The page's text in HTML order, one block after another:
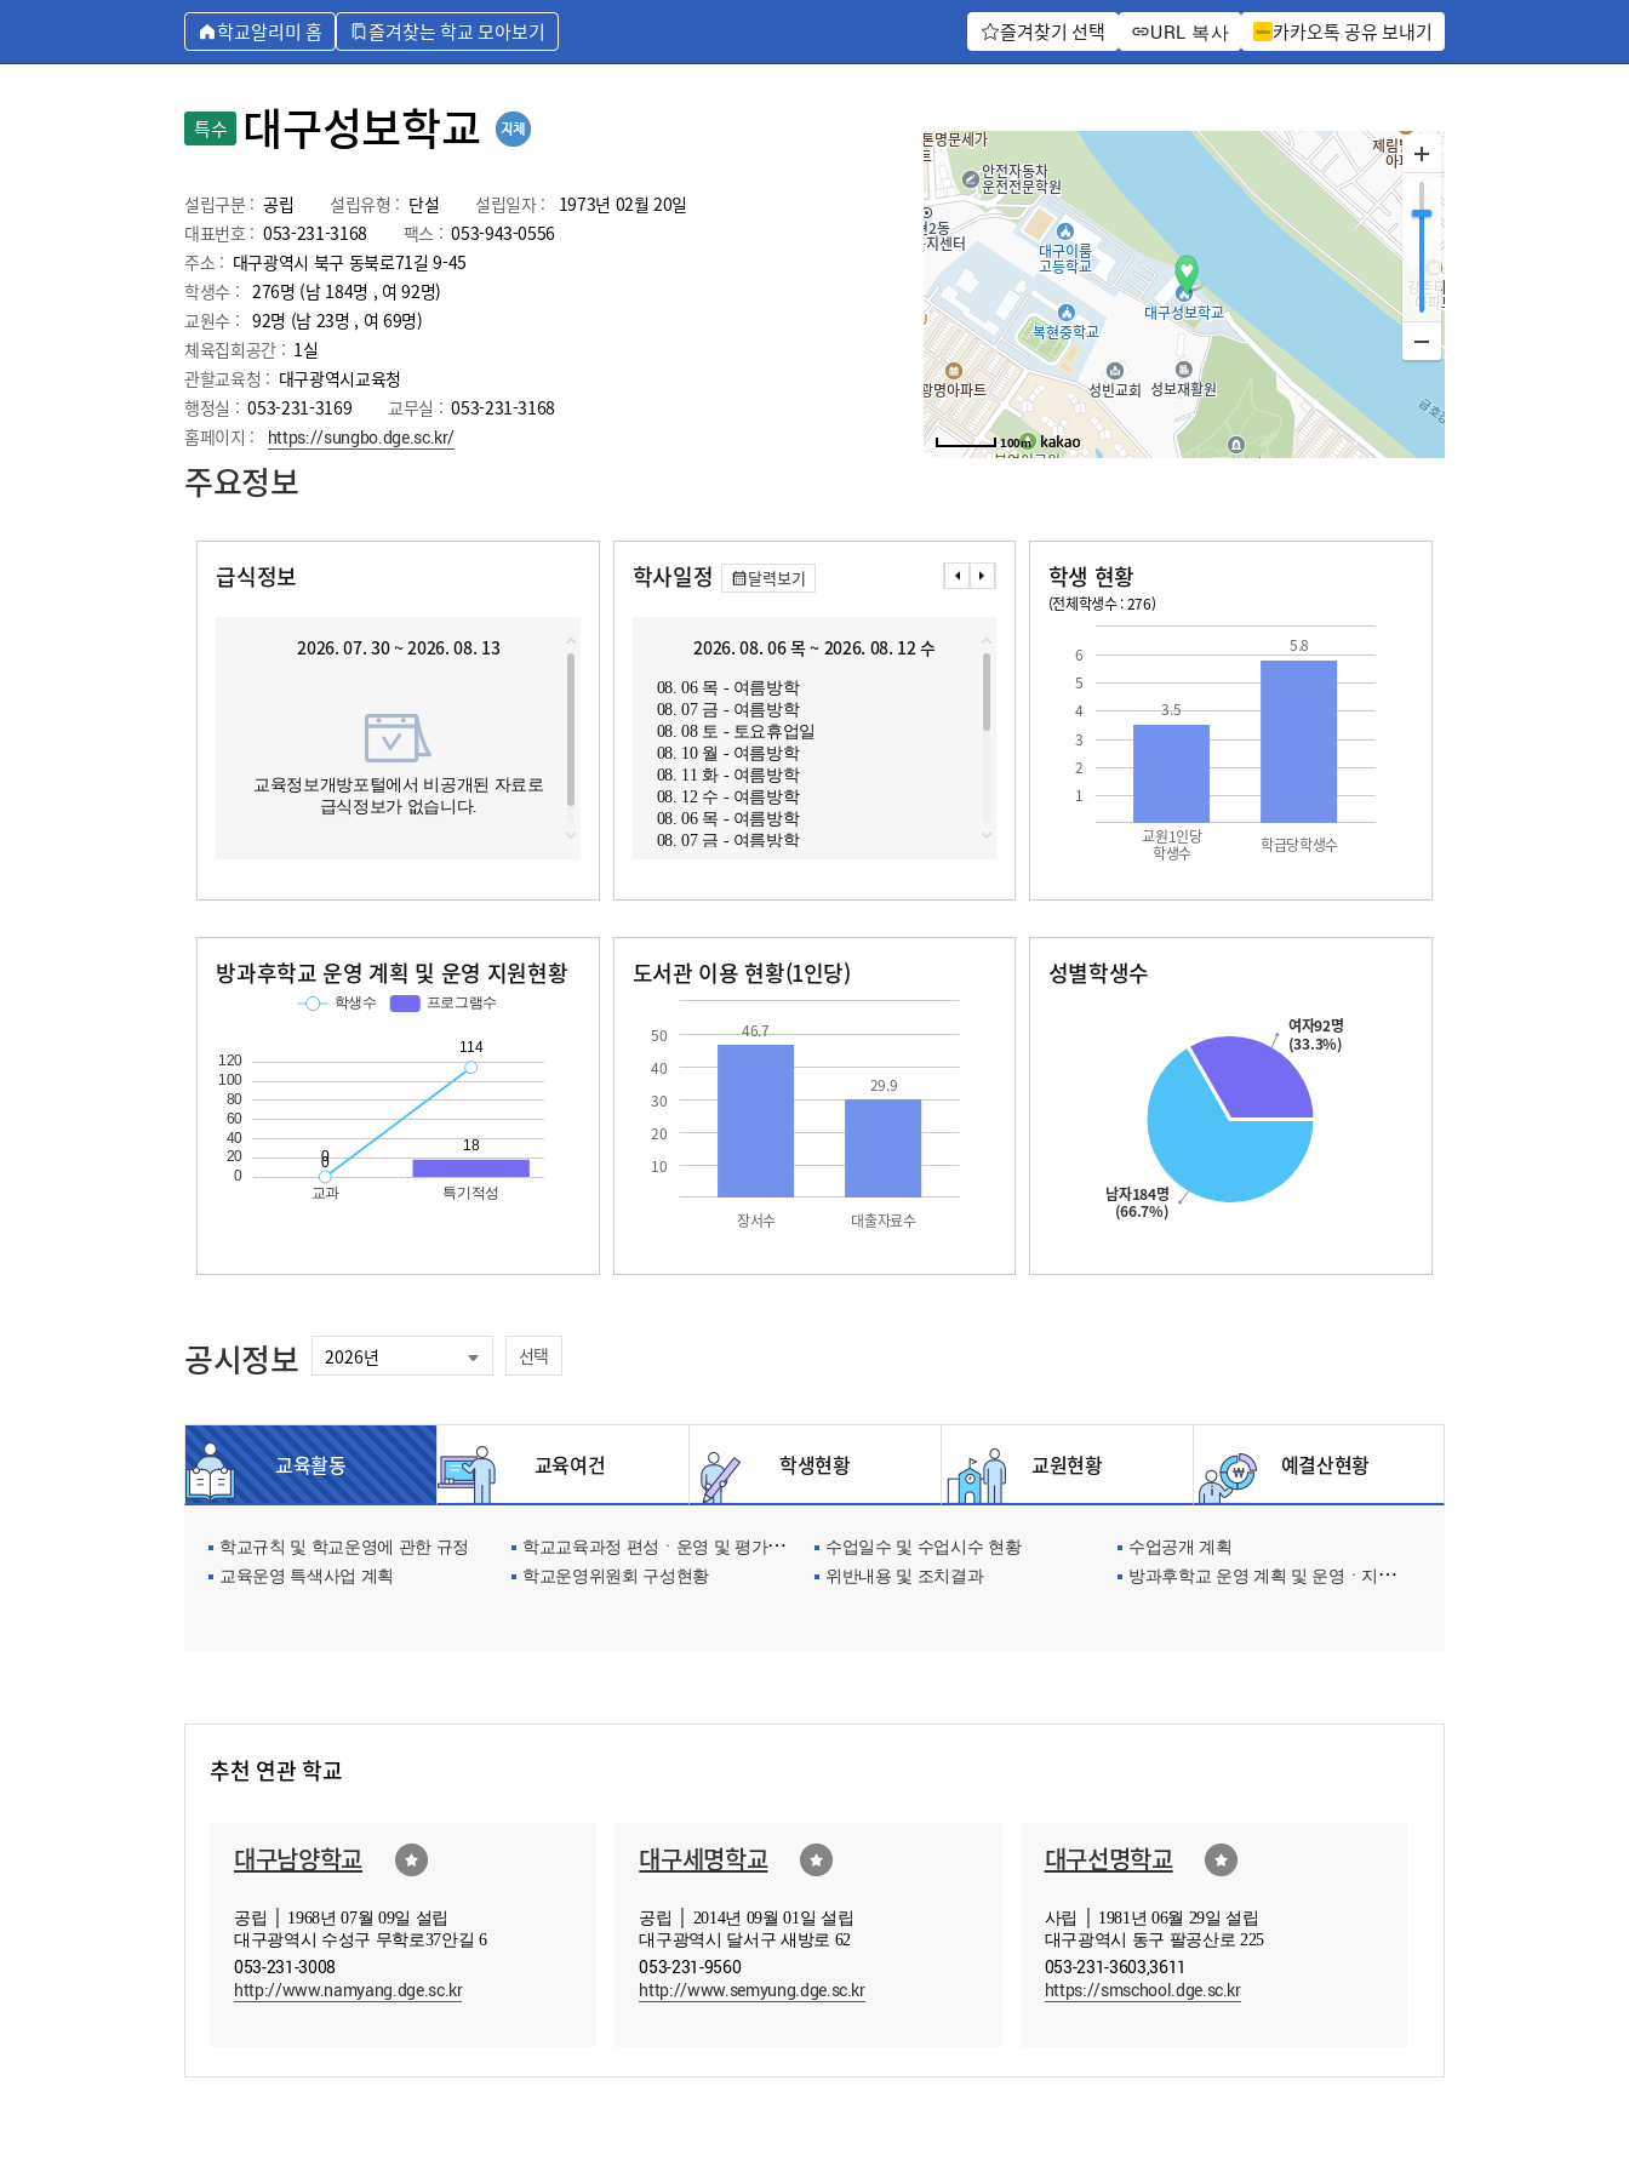
학교알리미 홈 즐겨찾는 학교 모아보기 즐겨찾기 선택 URL 복사 카카오톡 공유 보내기
특수 대구성보학교
설립구분 : 공립 설립유형 : 단설 설립일자 :
1973년 02월 20일
대표번호 : 053-231-3168 팩스 : 053-943-0556
주소 : 대구광역시 북구 동북로71길 9-45
학생수 : 276명 (남 184명 , 여 92명)
교원수 : 92명 (남 23명 , 여 69명)
체육집회공간 : 1실
관할교육청 : 대구광역시교육청
행정실 : 053-231-3169 교무실 : 053-231-3168
홈페이지 :
https://sungbo.dge.sc.kr/ 100m
주요정보
급식정보
2026. 07. 30 ~ 2026. 08. 13
교육정보개방포털에서 비공개된 자료로
급식정보가 없습니다.
학사일정 달력보기
2026. 08. 06 목 ~ 2026. 08. 12 수
08. 06 목 - 여름방학
08. 07 금 - 여름방학
08. 08 토 - 토요휴업일
08. 10 월 - 여름방학
08. 11 화 - 여름방학
08. 12 수 - 여름방학
08. 06 목 - 여름방학
08. 07 금 - 여름방학
08. 07 금 - 여름방학
08. 11 화 - 여름방학
08. 12 수 - 여름방학
2026. 08. 13 목 ~ 2026. 08. 19 수
08. 13 목 - 여름방학
08. 14 금 - 여름방학
08. 15 토 - 광복절
08. 18 화 - 여름방학
08. 19 수 - 여름방학
08. 13 목 - 여름방학
08. 14 금 - 여름방학
학생 현황
(전체학생수 : 276)
1
2
3
4
5
6
교원1인당
학생수 학급당학생수
3.5
5.8
방과후학교 운영 계획 및 운영 지원현황 도서관 이용 현황(1인당)
10
20
30
40
50
장서수 대출자료수
46.7
29.9
성별학생수
남자184명
(66.7%)
여자92명
(33.3%)
공시정보 선택
교육활동 교육여건 학생현황 교원현황 예결산현황
학교규칙 및 학교운영에 관한 규정 학교교육과정 편성ㆍ운영 및 평가에 관한 사항 수업일수 및 수업시수 현황
수업공개 계획
교육운영 특색사업 계획
학교운영위원회 구성현황 위반내용 및 조치결과 방과후학교 운영 계획 및 운영ㆍ지원현황
추천 연관 학교
대구남양학교
공립 │ 1968년 07월 09일 설립
대구광역시 수성구 무학로37안길 6
053-231-3008
http://www.namyang.dge.sc.kr
대구세명학교
공립 │ 2014년 09월 01일 설립
대구광역시 달서구 새방로 62
053-231-9560
http://www.semyung.dge.sc.kr
대구선명학교
사립 │ 1981년 06월 29일 설립
대구광역시 동구 팔공산로 225
053-231-3603,3611
https://smschool.dge.sc.kr